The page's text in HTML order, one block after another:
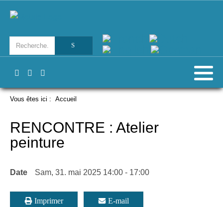
Vous êtes ici : Accueil
RENCONTRE : Atelier
peinture
Date Sam, 31. mai 2025 14:00 - 17:00
Imprimer E-mail